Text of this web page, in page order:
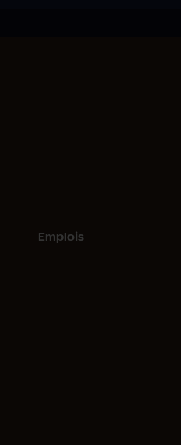
Emplois